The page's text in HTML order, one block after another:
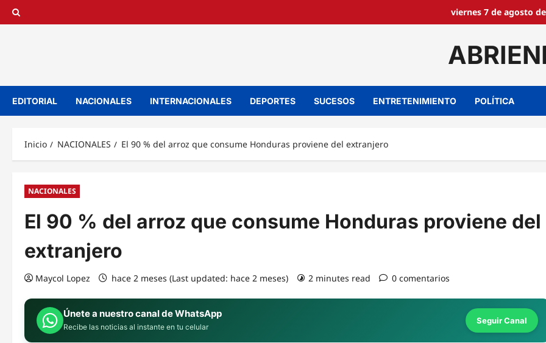
Saltar
viernes 7 de agosto
EDITORIAL NACIONALES INTERNACIONALES DEPORTES SUCESOS ENTRETENIMIENTO POLÍTICA
Inicio NACIONALES El 90 % del arroz que consume Honduras proviene del extranjero
NACIONALES
El 90 % del arroz que consume Honduras proviene del
extranjero
Maycol Lopez hace 2 meses (Last updated: hace 2 meses) 2 minutes read 0 comentarios
Únete a nuestro canal de WhatsApp
Recibe las noticias al instante en tu celular
Seguir Canal